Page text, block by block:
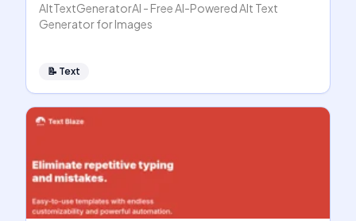
AltTextGeneratorAI - Free AI-Powered Alt Text
Generator for Images
📝 Text